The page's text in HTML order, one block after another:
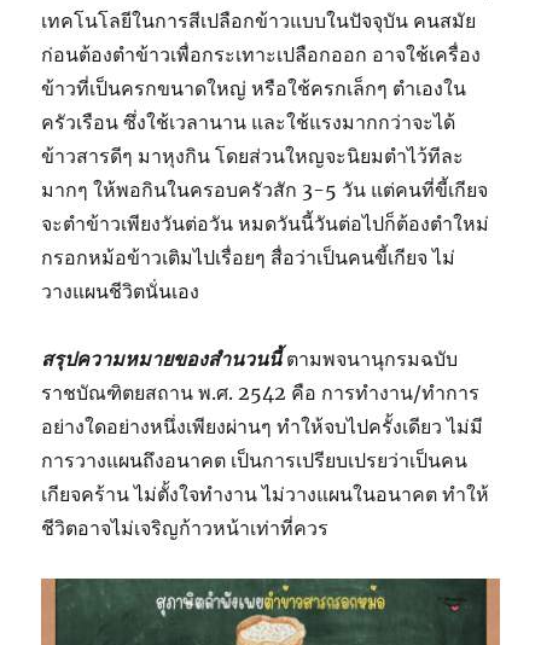
เทคโนโลยีในการสีเปลือกข้าวแบบในปัจจุบัน คนสมัย
ก่อนต้องตำข้าวเพื่อกระเทาะเปลือกออก อาจใช้เครื่อง
ข้าวที่เป็นครกขนาดใหญ่ หรือใช้ครกเล็กๆ ตำเองใน
ครัวเรือน ซึ่งใช้เวลานาน และใช้แรงมากกว่าจะได้
ข้าวสารดีๆ มาหุงกิน โดยส่วนใหญจะนิยมตำไว้ทีละ
มากๆ ให้พอกินในครอบครัวสัก 3-5 วัน แต่คนที่ขี้เกียจ
จะตำข้าวเพียงวันต่อวัน หมดวันนี้วันต่อไปก็ต้องตำใหม่
กรอกหม้อข้าวเติมไปเรื่อยๆ สื่อว่าเป็นคนขี้เกียจ ไม่
วางแผนชีวิตนั่นเอง
สรุปความหมายของสำนวนนี้ตามพจนานุกรมฉบับ
ราชบัณฑิตยสถาน พ.ศ. 2542 คือ การทำงาน/ทำการ
อย่างใดอย่างหนึ่งเพียงผ่านๆ ทำให้จบไปครั้งเดียว ไม่มี
การวางแผนถึงอนาคต เป็นการเปรียบเปรยว่าเป็นคน
เกียจคร้าน ไม่ตั้งใจทำงาน ไม่วางแผนในอนาคต ทำให้
ชีวิตอาจไม่เจริญก้าวหน้าเท่าที่ควร